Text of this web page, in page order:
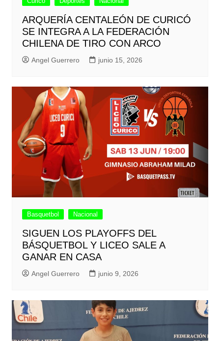
ARQUERÍA CENTALEÓN DE CURICÓ
SE INTEGRA A LA FEDERACIÓN
CHILENA DE TIRO CON ARCO
Angel Guerrero junio 15, 2026
Basquetbol Nacional
SIGUEN LOS PLAYOFFS DEL
BÁSQUETBOL Y LICEO SALE A
GANAR EN CASA
Angel Guerrero junio 9, 2026